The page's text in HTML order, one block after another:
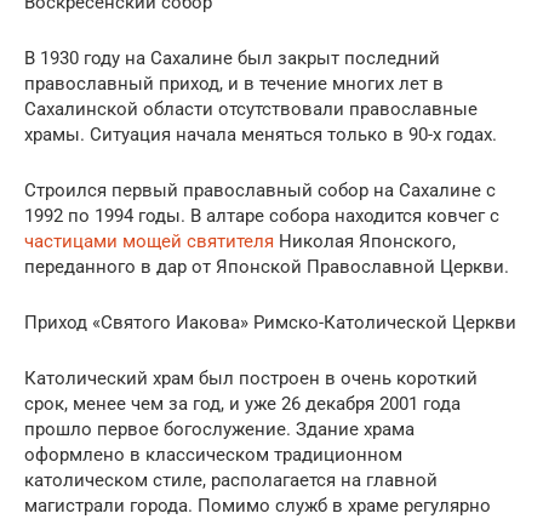
В 1930 году на Сахалине был закрыт последний
православный приход, и в течение многих лет в
Сахалинской области отсутствовали православные
храмы. Ситуация начала меняться только в 90-х годах.
Строился первый православный собор на Сахалине с
1992 по 1994 годы. В алтаре собора находится ковчег с
частицами мощей святителя Николая Японского,
переданного в дар от Японской Православной Церкви.
Приход «Святого Иакова» Римско-Католической Церкви
Католический храм был построен в очень короткий
срок, менее чем за год, и уже 26 декабря 2001 года
прошло первое богослужение. Здание храма
оформлено в классическом традиционном
католическом стиле, располагается на главной
магистрали города. Помимо служб в храме регулярно